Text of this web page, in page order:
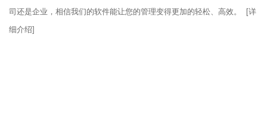
司还是企业，相信我们的软件能让您的管理变得更加的轻松、高效。 [详
细介绍]